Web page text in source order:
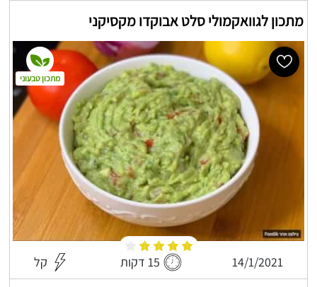
מתכון לגוואקמולי סלט אבוקדו מקסיקני
14/1/2021 15 דקות קל
מתכון טבעוני